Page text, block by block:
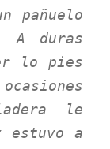
pañuelo
A duras
lo pies
le
estuvo a